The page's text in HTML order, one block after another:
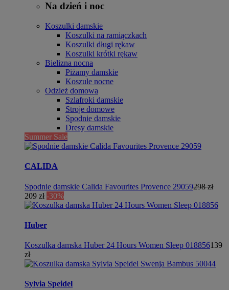
Na dzień i noc
Koszulki damskie
Koszulki na ramiączkach
Koszulki długi rękaw
Koszulki krótki rękaw
Bielizna nocna
Piżamy damskie
Koszule nocne
Odzież domowa
Szlafroki damskie
Stroje domowe
Spodnie damskie
Dresy damskie
Summer Sale
CALIDA
Spodnie damskie Calida Favourites Provence 29059298 zł
209 zł -30%
Huber
Koszulka damska Huber 24 Hours Women Sleep 018856139
zł
Sylvia Speidel